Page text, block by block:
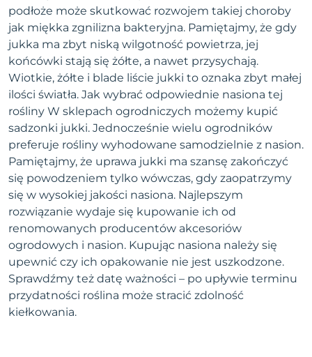
podłoże może skutkować rozwojem takiej choroby
jak miękka zgnilizna bakteryjna. Pamiętajmy, że gdy
jukka ma zbyt niską wilgotność powietrza, jej
końcówki stają się żółte, a nawet przysychają.
Wiotkie, żółte i blade liście jukki to oznaka zbyt małej
ilości światła. Jak wybrać odpowiednie nasiona tej
rośliny W sklepach ogrodniczych możemy kupić
sadzonki jukki. Jednocześnie wielu ogrodników
preferuje rośliny wyhodowane samodzielnie z nasion.
Pamiętajmy, że uprawa jukki ma szansę zakończyć
się powodzeniem tylko wówczas, gdy zaopatrzymy
się w wysokiej jakości nasiona. Najlepszym
rozwiązanie wydaje się kupowanie ich od
renomowanych producentów akcesoriów
ogrodowych i nasion. Kupując nasiona należy się
upewnić czy ich opakowanie nie jest uszkodzone.
Sprawdźmy też datę ważności – po upływie terminu
przydatności roślina może stracić zdolność
kiełkowania.